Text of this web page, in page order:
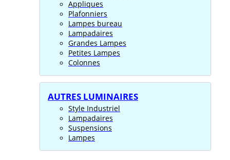
Appliques
Plafonniers
Lampes bureau
Lampadaires
Grandes Lampes
Petites Lampes
Colonnes
AUTRES LUMINAIRES
Style Industriel
Lampadaires
Suspensions
Lampes